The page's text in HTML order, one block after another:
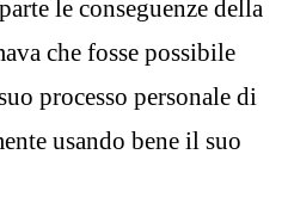
le conseguenze della
che fosse possibile
processo personale di
usando bene il suo